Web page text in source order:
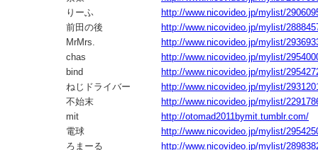
りーふ
http://www.nicovideo.jp/mylist/
前田の後
http://www.nicovideo.jp/mylist/
MrMrs.
http://www.nicovideo.jp/mylist/
chas
http://www.nicovideo.jp/mylist/
bind
http://www.nicovideo.jp/mylist/
ねじドライバー
http://www.nicovideo.jp/mylist/
不始末
http://www.nicovideo.jp/mylist/
mit
http://otomad2011bymit.tumblr.com/
電球
http://www.nicovideo.jp/mylist/
ろまーる
http://www.nicovideo.jp/mylist/